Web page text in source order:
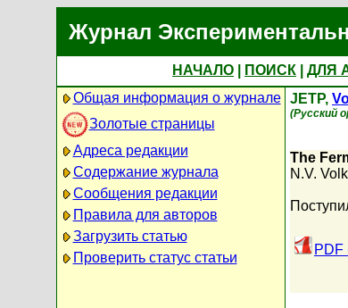
Журнал
НАЧАЛО ПОИСК ДЛЯ
Общая информация о журнале
Золотые страницы
Адреса редакции
Содержание журнала
Сообщения редакции
Правила для авторов
Загрузить статью
Проверить статус статьи
JETP,
(Русский
The
N.V.
PDF